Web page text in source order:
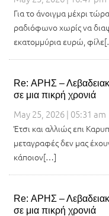
Για το άνοιγμα μέχρι
ραδιόφωνο χωρίς να
εκατομμύρια ευρώ,
Re: ΑΡΗΣ –
σε μια πικρή χρονιά
May 25, 2026 | 05:31 am
Έτσι και αλλιώς επι
μεταγραφές δεν μας
κάποιον[…]
Re: ΑΡΗΣ –
σε μια πικρή χρονιά